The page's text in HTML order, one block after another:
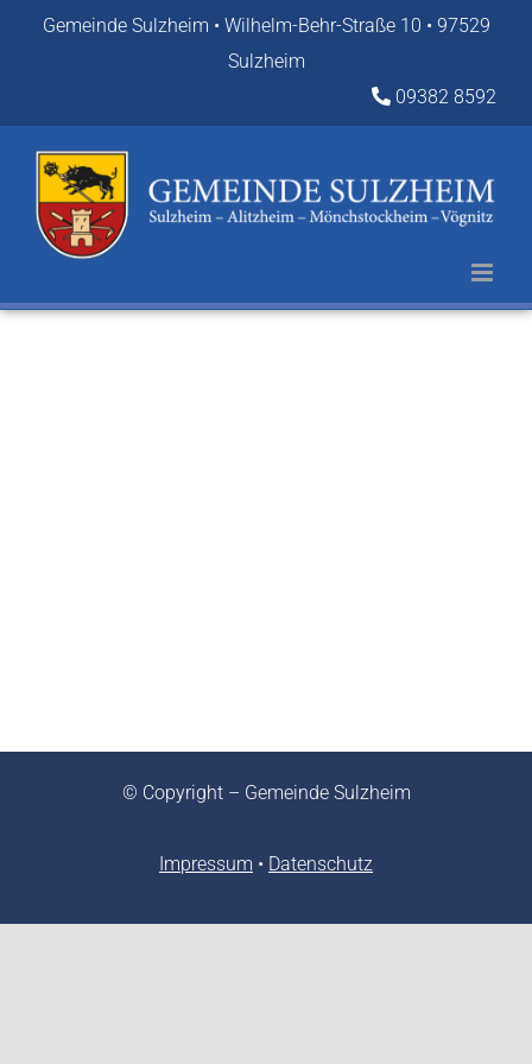
Gemeinde Sulzheim • Wilhelm-Behr-Straße 10 • 97529
Sulzheim
09382 8592
© Copyright – Gemeinde Sulzheim
Impressum • Datenschutz